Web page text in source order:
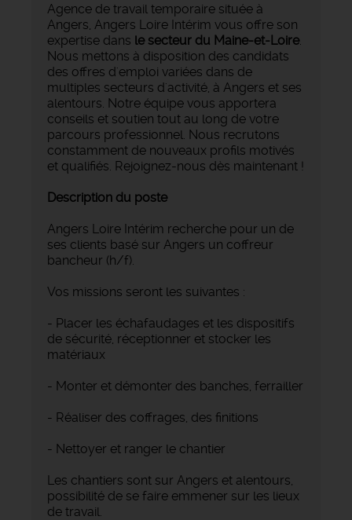
Agence de travail temporaire située à
Angers, Angers Loire Intérim vous offre son
expertise dans le secteur du Maine-et-Loire.
Nous mettons à disposition des candidats
des offres d'emploi variées dans de
multiples secteurs d'activité, à Angers et ses
alentours. Notre équipe vous apportera
conseils et soutien tout au long de votre
parcours professionnel. Nous recrutons
constamment de nouveaux profils motivés
et qualifiés. Rejoignez-nous dès maintenant !
Description du poste
Angers Loire Intérim recherche pour un de
ses clients basé sur Angers un coffreur
bancheur (h/f).
Vos missions seront les suivantes :
- Placer les échafaudages et les dispositifs
de sécurité, réceptionner et stocker les
matériaux
- Monter et démonter des banches, ferrailler
- Réaliser des coffrages, des finitions
- Nettoyer et ranger le chantier
Les chantiers sont sur Angers et alentours,
possibilité de se faire emmener sur les lieux
de travail.